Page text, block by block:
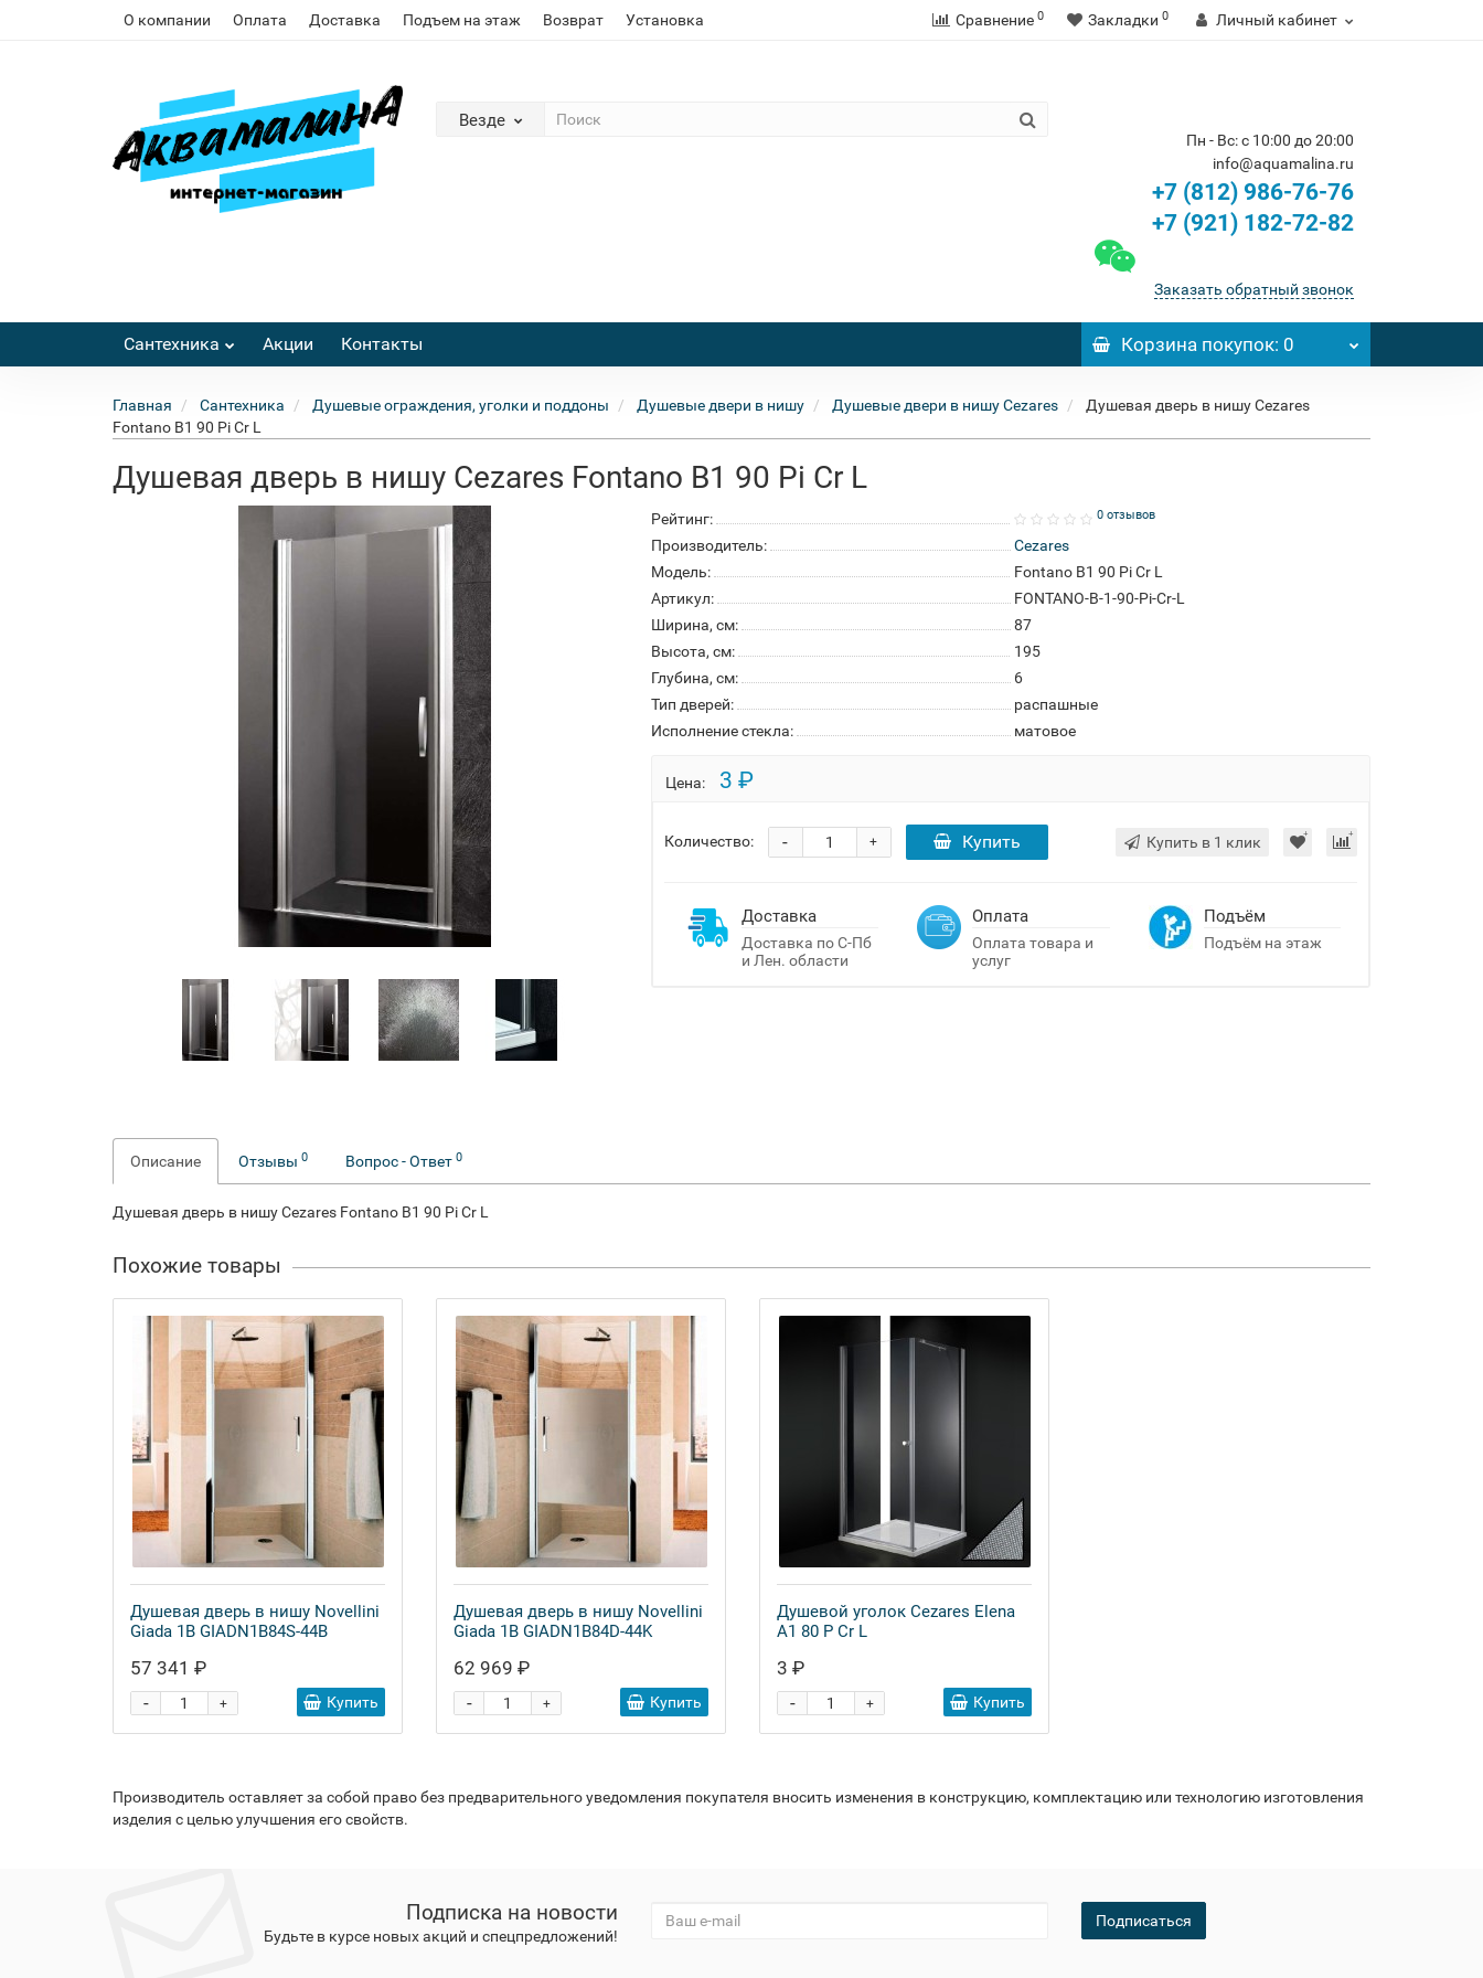
О компании Оплата Доставка Подъем на этаж Возврат Установка Сравнение 0 Закладки 0 Личный кабинет
Везде
Пн - Вс: с 10:00 до 20:00
info@aquamalina.ru
+7 (812) 986-76-76
+7 (921) 182-72-82
Заказать обратный звонок
Сантехника Акции Контакты Корзинапокупок: 0
Главная Сантехника Душевые ограждения, уголки и поддоны Душевые двери в нишу Душевые двери в нишу Cezares
Душевая дверь в нишу Cezares
Fontano B1 90 Pi Cr L
Душевая дверь в нишу Cezares Fontano B1 90 Pi Cr L
Рейтинг: 0 отзывов
Производитель:
Cezares
Модель:
Fontano B1 90 Pi Cr L
Артикул:
FONTANO-B-1-90-Pi-Cr-L
Ширина, см:
87
Высота, см:
195
Глубина, см:
6
Тип дверей:
распашные
Исполнение стекла:
матовое
Цена: 3 ₽
Количество: +
- Купить Купить в 1 клик
Доставка
Доставка по С-Пб
и Лен. области
Оплата
Оплата товара и
услуг
Подъём
Подъём на этаж
Описание Отзывы 0 Вопрос - Ответ 0
Душевая дверь в нишу Cezares Fontano B1 90 Pi Cr L
Похожие товары
Душевая дверь в нишу Novellini
Giada 1B GIADN1B84S-44B
57 341 ₽
+
- Купить
Душевая дверь в нишу Novellini
Giada 1B GIADN1B84D-44K
62 969 ₽
+
- Купить
Душевой уголок Cezares Elena
A1 80 P Cr L
3 ₽
+
- Купить
Производитель оставляет за собой право без предварительного уведомления покупателя вносить изменения в конструкцию, комплектацию или технологию изготовления
изделия с целью улучшения его свойств.
Подписка на новости
Будьте в курсе новых акций и спецпредложений!
Подписаться